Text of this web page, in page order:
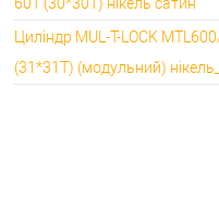
Циліндр MUL-T-LOCK
(31*31T) (модульний)